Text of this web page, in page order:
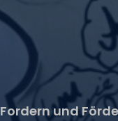
Fordern und